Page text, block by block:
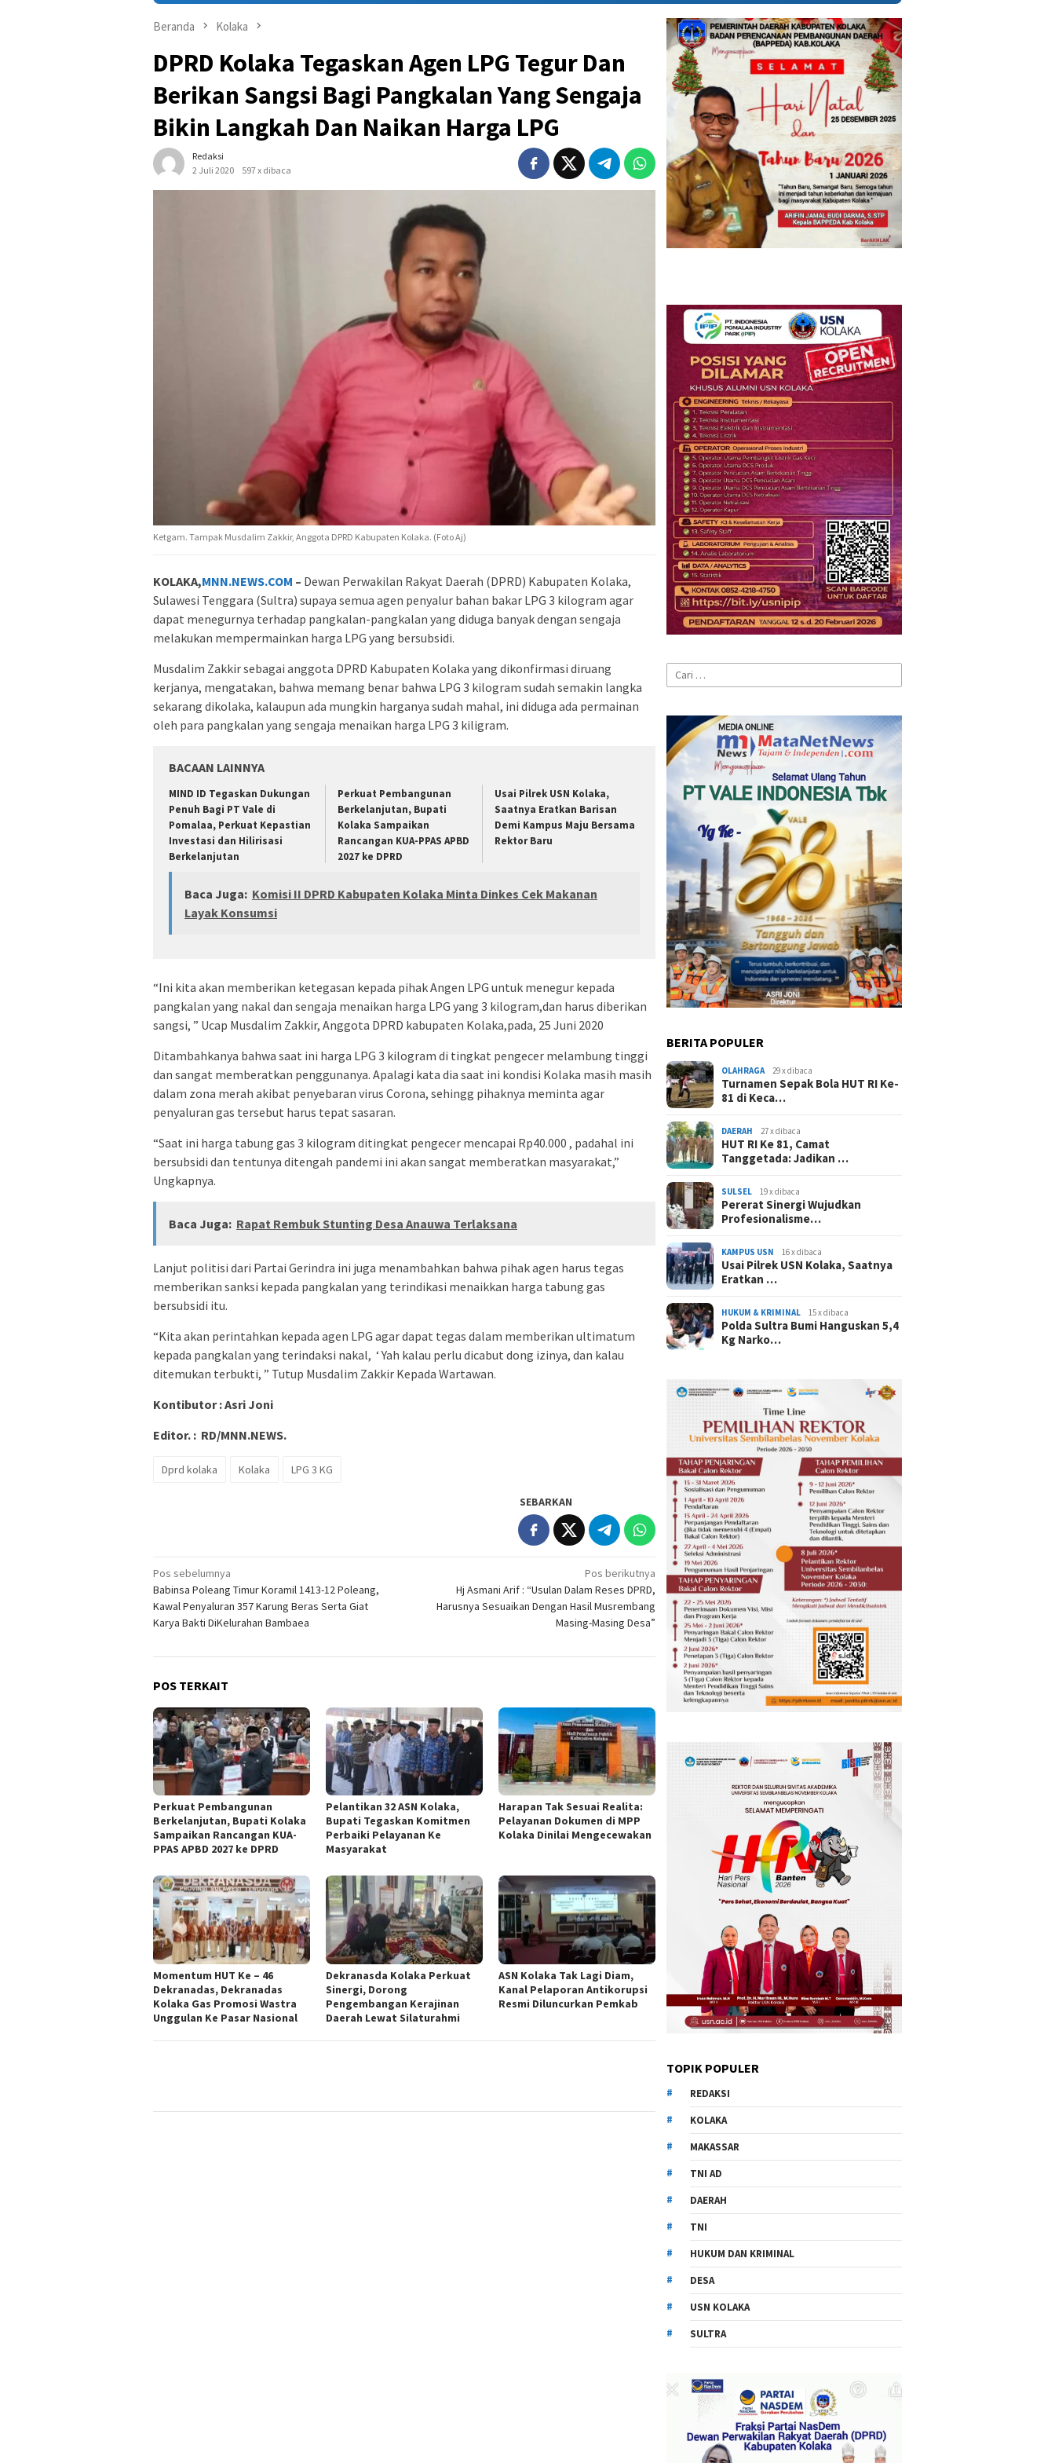
Beranda Kolaka
DPRD Kolaka Tegaskan Agen LPG Tegur Dan
Berikan Sangsi Bagi Pangkalan Yang Sengaja
Bikin Langkah Dan Naikan Harga LPG
Redaksi
2 Juli 2020
597 x dibaca
Ketgam. Tampak Musdalim Zakkir, Anggota DPRD Kabupaten Kolaka. (Foto Aj)
KOLAKA,MNN.NEWS.COM – Dewan Perwakilan Rakyat Daerah (DPRD) Kabupaten Kolaka,
Sulawesi Tenggara (Sultra) supaya semua agen penyalur bahan bakar LPG 3 kilogram agar
dapat menegurnya terhadap pangkalan-pangkalan yang diduga banyak dengan sengaja
melakukan mempermainkan harga LPG yang bersubsidi.
Musdalim Zakkir sebagai anggota DPRD Kabupaten Kolaka yang dikonfirmasi diruang
kerjanya, mengatakan, bahwa memang benar bahwa LPG 3 kilogram sudah semakin langka
sekarang dikolaka, kalaupun ada mungkin harganya sudah mahal, ini diduga ada permainan
oleh para pangkalan yang sengaja menaikan harga LPG 3 kiligram.
BACAAN LAINNYA
MIND ID Tegaskan Dukungan
Penuh Bagi PT Vale di
Pomalaa, Perkuat Kepastian
Investasi dan Hilirisasi
Berkelanjutan
Perkuat Pembangunan
Berkelanjutan, Bupati
Kolaka Sampaikan
Rancangan KUA-PPAS APBD
2027 ke DPRD
Usai Pilrek USN Kolaka,
Saatnya Eratkan Barisan
Demi Kampus Maju Bersama
Rektor Baru
Baca Juga: Komisi II DPRD Kabupaten Kolaka Minta Dinkes Cek Makanan
Layak Konsumsi
“Ini kita akan memberikan ketegasan kepada pihak Angen LPG untuk menegur kepada
pangkalan yang nakal dan sengaja menaikan harga LPG yang 3 kilogram,dan harus diberikan
sangsi, ” Ucap Musdalim Zakkir, Anggota DPRD kabupaten Kolaka,pada, 25 Juni 2020
Ditambahkanya bahwa saat ini harga LPG 3 kilogram di tingkat pengecer melambung tinggi
dan sangat memberatkan penggunanya. Apalagi kata dia saat ini kondisi Kolaka masih masih
dalam zona merah akibat penyebaran virus Corona, sehingg pihaknya meminta agar
penyaluran gas tersebut harus tepat sasaran.
“Saat ini harga tabung gas 3 kilogram ditingkat pengecer mencapai Rp40.000 , padahal ini
bersubsidi dan tentunya ditengah pandemi ini akan sangat memberatkan masyarakat,”
Ungkapnya.
Baca Juga: Rapat Rembuk Stunting Desa Anauwa Terlaksana
Lanjut politisi dari Partai Gerindra ini juga menambahkan bahwa pihak agen harus tegas
memberikan sanksi kepada pangkalan yang terindikasi menaikkan harga tabung gas
bersubsidi itu.
“Kita akan perintahkan kepada agen LPG agar dapat tegas dalam memberikan ultimatum
kepada pangkalan yang terindaksi nakal, ‘ Yah kalau perlu dicabut dong izinya, dan kalau
ditemukan terbukti, ” Tutup Musdalim Zakkir Kepada Wartawan.
Kontibutor : Asri Joni
Editor. : RD/MNN.NEWS.
Dprd kolaka Kolaka LPG 3 KG
SEBARKAN
Navigasi
pos
Pos sebelumnya
Babinsa Poleang Timur Koramil 1413-12 Poleang,
Kawal Penyaluran 357 Karung Beras Serta Giat
Karya Bakti DiKelurahan Bambaea
Pos berikutnya
Hj Asmani Arif : “Usulan Dalam Reses DPRD,
Harusnya Sesuaikan Dengan Hasil Musrembang
Masing-Masing Desa”
POS TERKAIT
Perkuat Pembangunan
Berkelanjutan, Bupati Kolaka
Sampaikan Rancangan KUA-
PPAS APBD 2027 ke DPRD
Pelantikan 32 ASN Kolaka,
Bupati Tegaskan Komitmen
Perbaiki Pelayanan Ke
Masyarakat
Harapan Tak Sesuai Realita:
Pelayanan Dokumen di MPP
Kolaka Dinilai Mengecewakan
Momentum HUT Ke – 46
Dekranadas, Dekranadas
Kolaka Gas Promosi Wastra
Unggulan Ke Pasar Nasional
Dekranasda Kolaka Perkuat
Sinergi, Dorong
Pengembangan Kerajinan
Daerah Lewat Silaturahmi
ASN Kolaka Tak Lagi Diam,
Kanal Pelaporan Antikorupsi
Resmi Diluncurkan Pemkab
Cari
untuk:
BERITA POPULER
OLAHRAGA 29 x dibaca
Turnamen Sepak Bola HUT RI Ke-
81 di Keca…
DAERAH 27 x dibaca
HUT RI Ke 81, Camat
Tanggetada: Jadikan …
SULSEL 19 x dibaca
Pererat Sinergi Wujudkan
Profesionalisme…
KAMPUS USN 16 x dibaca
Usai Pilrek USN Kolaka, Saatnya
Eratkan …
HUKUM & KRIMINAL 15 x dibaca
Polda Sultra Bumi Hanguskan 5,4
Kg Narko…
TOPIK POPULER
REDAKSI
KOLAKA
MAKASSAR
TNI AD
DAERAH
TNI
HUKUM DAN KRIMINAL
DESA
USN KOLAKA
SULTRA